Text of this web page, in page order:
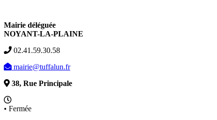
Mairie déléguée
NOYANT-LA-PLAINE
02.41.59.30.58
mairie@tuffalun.fr
38, Rue Principale
• Fermée